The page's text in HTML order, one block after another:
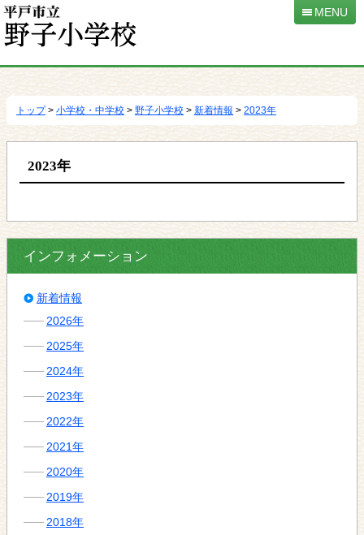
移
MENU
トップ> 小学校・中学校 > 野子小学校 > 新着情報 > 2023年
2023年
インフォメーション
新着情報
2026年
2025年
2024年
2023年
2022年
2021年
2020年
2019年
2018年